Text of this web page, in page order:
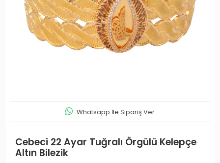
Whatsapp İle Sipariş Ver
Cebeci 22 Ayar Tuğralı Örgülü Kelepçe
Altın Bilezik